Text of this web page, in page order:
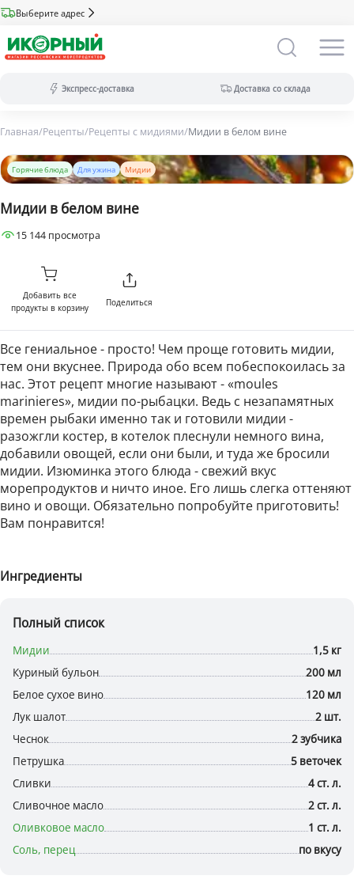
Выберите адрес
Экспресс-доставка Доставка со склада
меньше).
Оплата только на сайте.
Доставка со склада:
(максимальный ассортимент).
Доступны все виды оплат.
Главная/Рецепты/Рецепты с мидиями/Мидии в белом вине
Горячие блюда Для ужина Мидии
Мидии в белом вине
15 144 просмотра
Поделиться
Добавить все
продукты в корзину
Все гениальное - просто! Чем проще готовить мидии,
тем они вкуснее. Природа обо всем побеспокоилась за
нас. Этот рецепт многие называют - «moules
marinieres», мидии по-рыбацки. Ведь с незапамятных
времен рыбаки именно так и готовили мидии -
разожгли костер, в котелок плеснули немного вина,
добавили овощей, если они были, и туда же бросили
мидии. Изюминка этого блюда - свежий вкус
морепродуктов и ничто иное. Его лишь слегка оттеняют
вино и овощи. Обязательно попробуйте приготовить!
Вам понравится!
Ингредиенты
Полный список
Мидии
1,5 кг
Куриный бульон
200 мл
Белое сухое вино
120 мл
Лук шалот
2 шт.
Чеснок
2 зубчика
Петрушка
5 веточек
Сливки
4 ст. л.
Сливочное масло
2 ст. л.
Оливковое масло
1 ст. л.
Соль, перец
по вкусу